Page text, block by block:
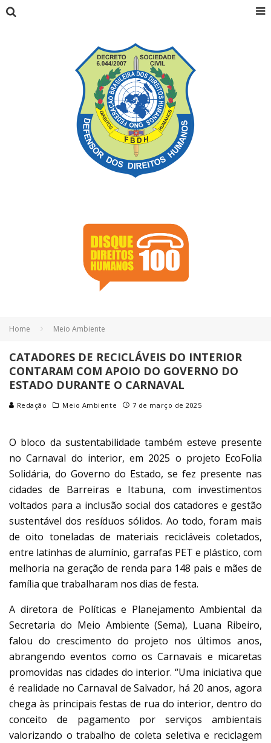
Home Meio Ambiente
CATADORES DE RECICLÁVEIS DO INTERIOR
CONTARAM COM APOIO DO GOVERNO DO
ESTADO DURANTE O CARNAVAL
Redação Meio Ambiente 7 de março de 2025
O bloco da sustentabilidade também esteve presente
no Carnaval do interior, em 2025 o projeto EcoFolia
Solidária, do Governo do Estado, se fez presente nas
cidades de Barreiras e Itabuna, com investimentos
voltados para a inclusão social dos catadores e gestão
sustentável dos resíduos sólidos. Ao todo, foram mais
de oito toneladas de materiais recicláveis coletados,
entre latinhas de alumínio, garrafas PET e plástico, com
melhoria na geração de renda para 148 pais e mães de
família que trabalharam nos dias de festa.
A diretora de Políticas e Planejamento Ambiental da
Secretaria do Meio Ambiente (Sema), Luana Ribeiro,
falou do crescimento do projeto nos últimos anos,
abrangendo eventos como os Carnavais e micaretas
promovidas nas cidades do interior. “Uma iniciativa que
é realidade no Carnaval de Salvador, há 20 anos, agora
chega às principais festas de rua do interior, dentro do
conceito de pagamento por serviços ambientais
valorizando o trabalho de coleta seletiva e reciclagem